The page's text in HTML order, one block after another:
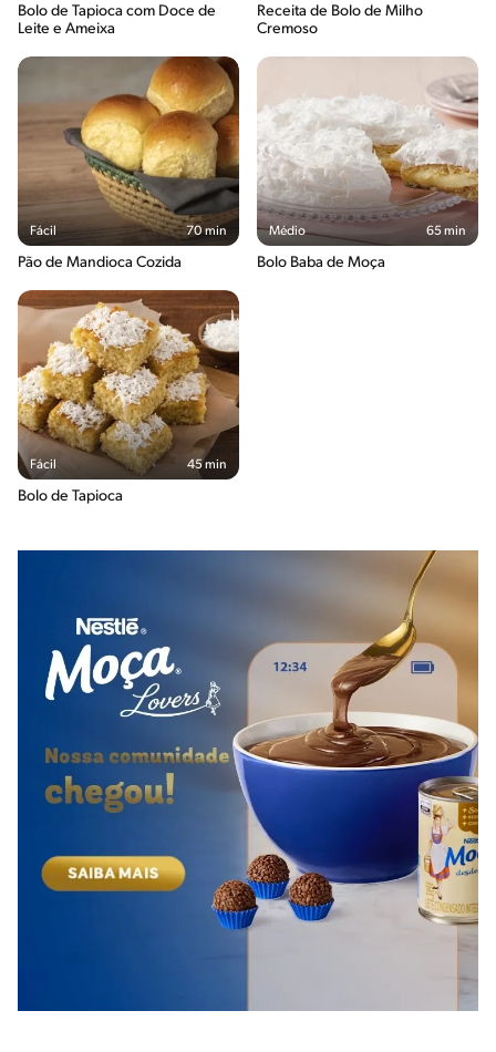
Bolo de Tapioca com Doce de
Leite e Ameixa
Receita de Bolo de Milho
Cremoso
Fácil 70 min
Pão de Mandioca Cozida
Médio 65 min
Bolo Baba de Moça
Fácil 45 min
Bolo de Tapioca